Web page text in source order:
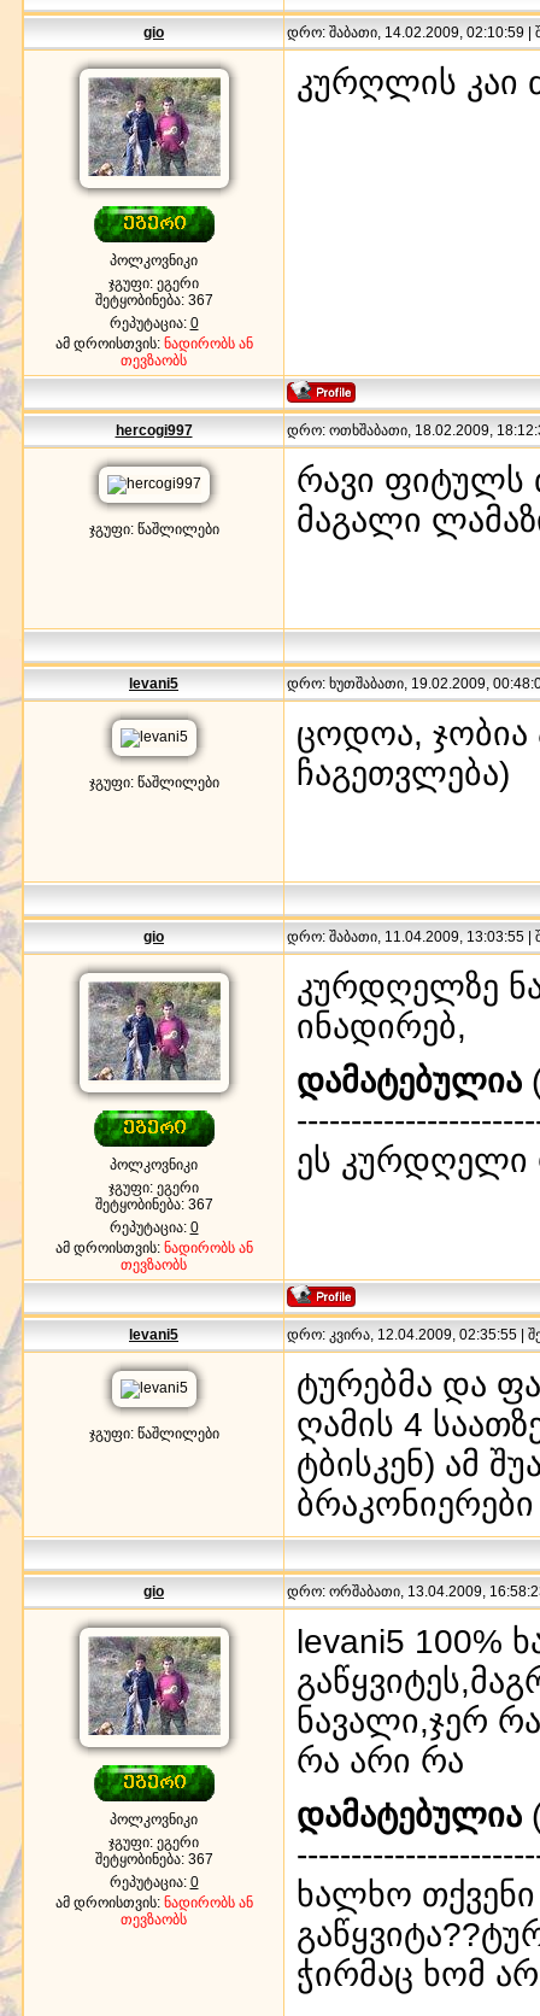
gio დრო: შაბათი, 14.02.2009, 02:10:59 |
პოლკოვნიკი
ჯგუფი: ეგერი
შეტყობინება: 367
რეპუტაცია: 0
ამ დროისთვის: ნადირობს ან
თევზაობს
კურღლის კაი
hercogi997 დრო: ოთხშაბათი, 18.02.2009,
ჯგუფი: წაშლილები
რავი ფიტულს
მაგალი
levani5 დრო: ხუთშაბათი, 19.02.2009,
ჯგუფი: წაშლილები
ცოდოა, ჯობია
ჩაგეთვლება)
gio დრო: შაბათი, 11.04.2009, 13:03:55 |
პოლკოვნიკი
ჯგუფი: ეგერი
შეტყობინება: 367
რეპუტაცია: 0
ამ დროისთვის: ნადირობს ან
თევზაობს
კურდღელზე
ინადირებ,
დამატებულია
ეს კურდღელი
levani5 დრო: კვირა, 12.04.2009, 02:35:55 |
ჯგუფი: წაშლილები
ტურებმა და
ღამის 4
ტბისკენ) ამ
gio დრო: ორშაბათი, 13.04.2009,
პოლკოვნიკი
ჯგუფი: ეგერი
შეტყობინება: 367
რეპუტაცია: 0
ამ დროისთვის: ნადირობს ან
თევზაობს
levani5 100%
ნავალი,ჯერ
რა არი რა
დამატებულია
ხალხო
ჭირმაც ხომ